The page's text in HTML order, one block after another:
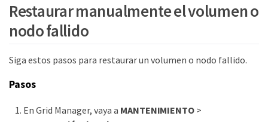
Restaurar manualmente el volumen o
nodo fallido
Siga estos pasos para restaurar un volumen o nodo fallido.
Pasos
En Grid Manager, vaya a MANTENIMIENTO>